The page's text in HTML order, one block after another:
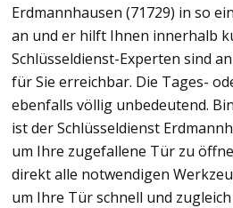
Erdmannhausen (71729) in so
an und er hilft Ihnen innerhalb
Schlüsseldienst-Experten sind
für Sie erreichbar. Die Tages-
ebenfalls völlig unbedeutend.
ist der Schlüsseldienst
um Ihre zugefallene Tür zu
direkt alle notwendigen
um Ihre Tür schnell und